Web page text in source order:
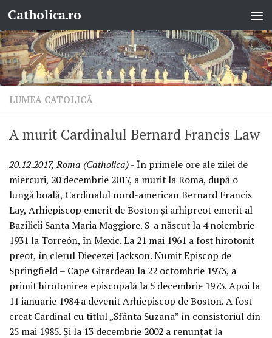
Skip to content
Catholica.ro
LUMEA CATOLICĂ
A murit Cardinalul Bernard Francis Law
20.12.2017, Roma (Catholica)- În primele ore ale zilei de
miercuri, 20 decembrie 2017, a murit la Roma, după o
lungă boală, Cardinalul nord-american Bernard Francis
Lay, Arhiepiscop emerit de Boston și arhipreot emerit al
Bazilicii Santa Maria Maggiore. S-a născut la 4 noiembrie
1931 la Torreón, în Mexic. La 21 mai 1961 a fost hirotonit
preot, în clerul Diecezei Jackson. Numit Episcop de
Springfield – Cape Girardeau la 22 octombrie 1973, a
primit hirotonirea episcopală la 5 decembrie 1973. Apoi la
11 ianuarie 1984 a devenit Arhiepiscop de Boston. A fost
creat Cardinal cu titlul „Sfânta Suzana” în consistoriul din
25 mai 1985. Și la 13 decembrie 2002 a renunțat la